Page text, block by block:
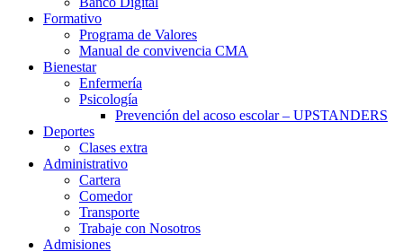
Formativo
Programa de Valores
Manual de convivencia CMA
Bienestar
Enfermería
Psicología
Prevención del acoso escolar – UPSTANDERS
Deportes
Clases extra
Administrativo
Cartera
Comedor
Transporte
Trabaje con Nosotros
Admisiones